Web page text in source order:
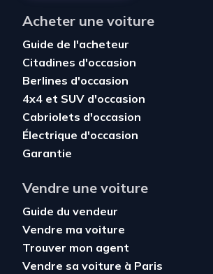
Acheter une voiture
Guide de l'acheteur
Citadines d'occasion
Berlines d'occasion
4x4 et SUV d'occasion
Cabriolets d'occasion
Électrique d'occasion
Garantie
Vendre une voiture
Guide du vendeur
Vendre ma voiture
Trouver mon agent
Vendre sa voiture à Paris